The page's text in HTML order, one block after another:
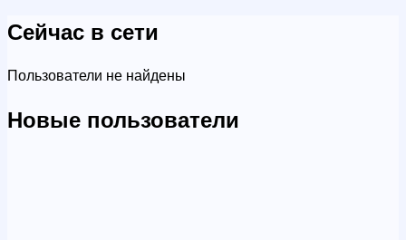
Сейчас в сети
Пользователи не найдены
Новые пользователи